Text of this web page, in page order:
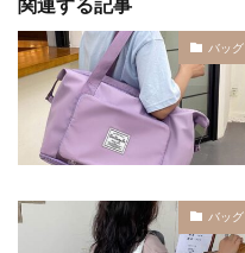
バッグ
バッグ